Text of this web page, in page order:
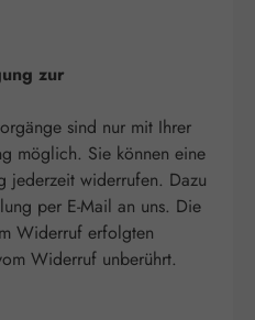
zur
sind nur mit Ihrer
möglich. Sie können eine
jederzeit widerrufen. Dazu
per E-Mail an uns. Die
Widerruf erfolgten
Widerruf unberührt.